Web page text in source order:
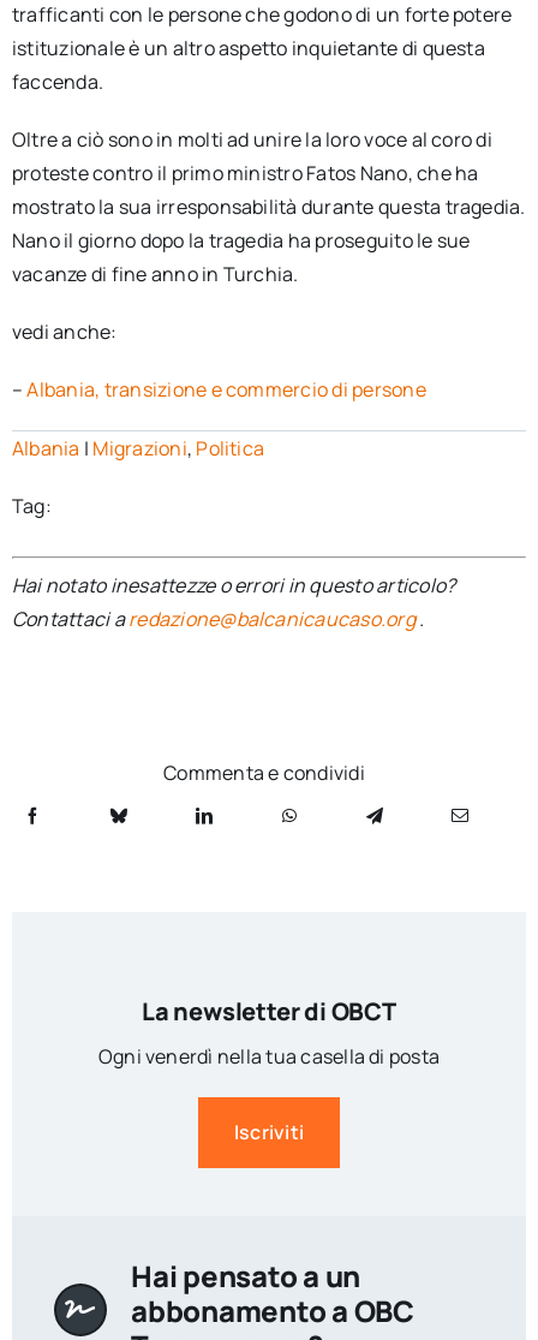
trafficanti con le persone che godono di un forte potere
istituzionale è un altro aspetto inquietante di questa
faccenda.
Oltre a ciò sono in molti ad unire la loro voce al coro di
proteste contro il primo ministro Fatos Nano, che ha
mostrato la sua irresponsabilità durante questa tragedia.
Nano il giorno dopo la tragedia ha proseguito le sue
vacanze di fine anno in Turchia.
vedi anche:
–Albania, transizione e commercio di persone
Albania | Migrazioni, Politica
Tag:
Hai notato inesattezze o errori in questo articolo?
Contattaci aredazione@balcanicaucaso.org.
Commenta e condividi
La newsletter di OBCT
Ogni venerdì nella tua casella di posta
Iscriviti
Hai pensato a un
abbonamento a OBC